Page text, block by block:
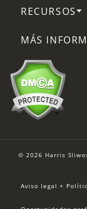
RECURSOS
MÁS
© 2026 Harris
Aviso legal +